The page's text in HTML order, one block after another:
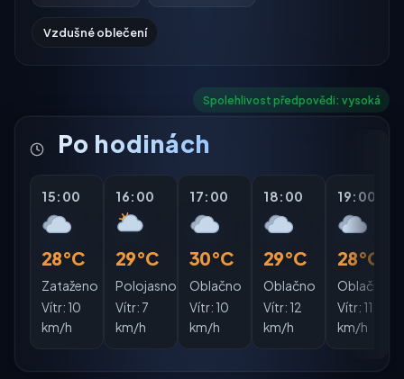
Vzdušné oblečení
Spolehlivost předpovědi: vysoká
Po hodinách
15:00
28°C
Zataženo
Vítr: 10
km/h
16:00
29°C
Polojasno
Vítr: 7
km/h
17:00
30°C
Oblačno
Vítr: 10
km/h
18:00
29°C
Oblačno
Vítr: 12
km/h
19:00
28°C
Oblačno
Vítr: 11
km/h